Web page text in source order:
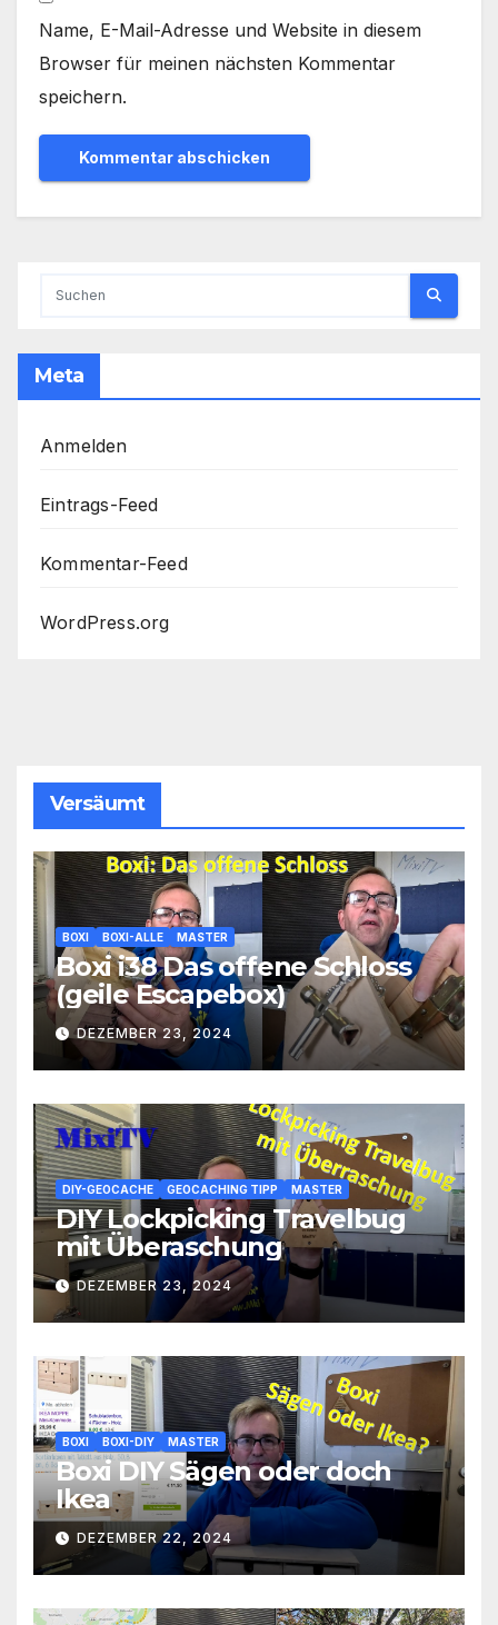
Name, E-Mail-Adresse und Website in diesem
Browser für meinen nächsten Kommentar
speichern.
Meta
Anmelden
Eintrags-Feed
Kommentar-Feed
WordPress.org
Versäumt
BOXI BOXI-ALLE MASTER
Boxi i38 Das offene Schloss
(geile Escapebox)
DEZEMBER 23, 2024
DIY-GEOCACHE GEOCACHING TIPP MASTER
DIY Lockpicking Travelbug
mit Überaschung
DEZEMBER 23, 2024
BOXI BOXI-DIY MASTER
Boxi DIY Sägen oder doch
Ikea
DEZEMBER 22, 2024